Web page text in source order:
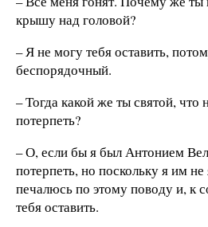
крышу над головой?
– Я не могу тебя оставить,
беспорядочный.
– Тогда какой же ты святой,
потерпеть?
– О, если бы я был Антонием
потерпеть, но поскольку я им
печалюсь по этому поводу и, к
тебя оставить.